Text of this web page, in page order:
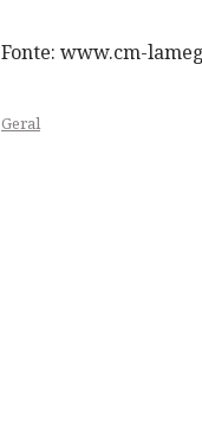
Fonte: www.cm-
Geral